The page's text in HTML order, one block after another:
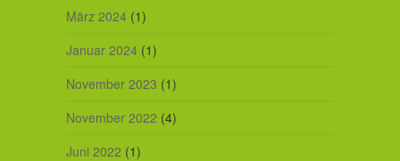
März 2024(1)
Januar 2024(1)
November 2023 (1)
November 2022 (4)
Juni 2022 (1)